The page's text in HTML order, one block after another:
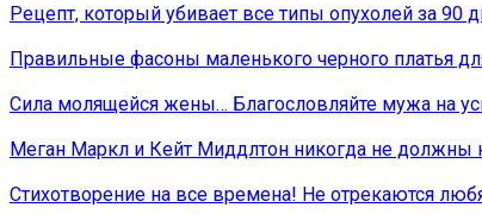
Рецепт, который убивает все типы опухолей за
Правильные фасоны маленького черного платья
Сила молящейся жены… Благословляйте мужа на
Меган Маркл и Кейт Миддлтон никогда не должны
Стихотворение на все времена! Не отрекаются